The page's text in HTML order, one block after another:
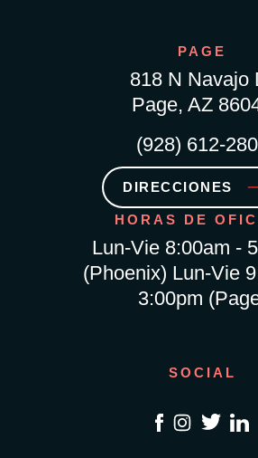
PAGE
818 N Navajo
Page, AZ
(928) 612-
DIRECCIONES
HORAS DE
Lun-Vie 8:00am -
(Phoenix) Lun-Vie
3:00pm
SOCIAL